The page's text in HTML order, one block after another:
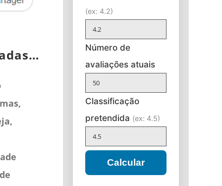
(ex: 4.2)
Número de
avaliações atuais
Classificação
pretendida (ex: 4.5)
Calcular